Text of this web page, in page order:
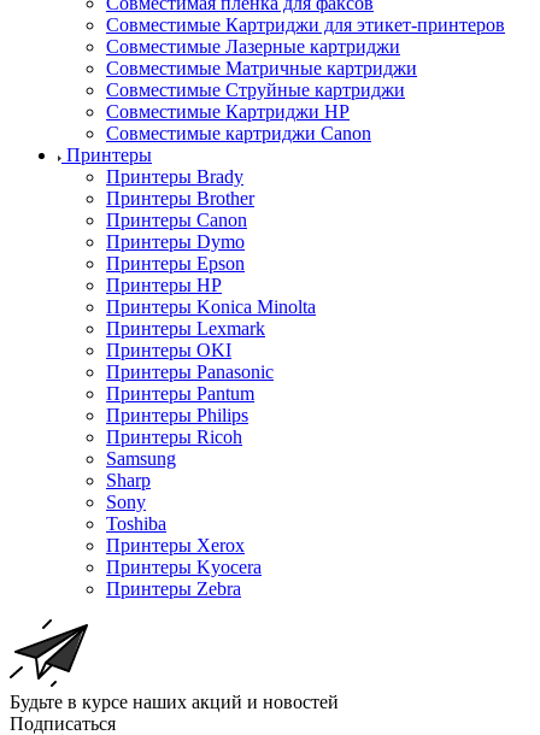
Совместимые Картриджи для этикет-принтеров
Совместимые Лазерные картриджи
Совместимые Матричные картриджи
Совместимые Струйные картриджи
Совместимые Картриджи HP
Совместимые картриджи Canon
Принтеры
Принтеры Brady
Принтеры Brother
Принтеры Canon
Принтеры Dymo
Принтеры Epson
Принтеры HP
Принтеры Konica Minolta
Принтеры Lexmark
Принтеры OKI
Принтеры Panasonic
Принтеры Pantum
Принтеры Philips
Принтеры Ricoh
Samsung
Sharp
Sony
Toshiba
Принтеры Xerox
Принтеры Kyocera
Принтеры Zebra
Будьте в курсе наших акций и новостей
Подписаться